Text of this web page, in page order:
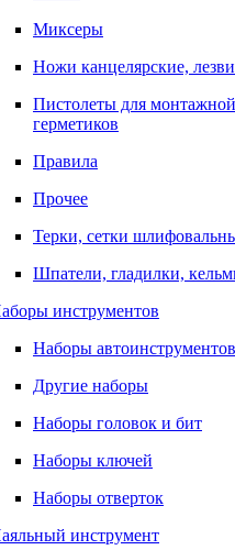
Миксеры
Ножи канцелярские,
Пистолеты для
герметиков
Правила
Прочее
Терки, сетки
Шпатели, гладилки,
инструментов
Наборы автоинструментов
Другие наборы
Наборы головок и бит
Наборы ключей
Наборы отверток
инструмент